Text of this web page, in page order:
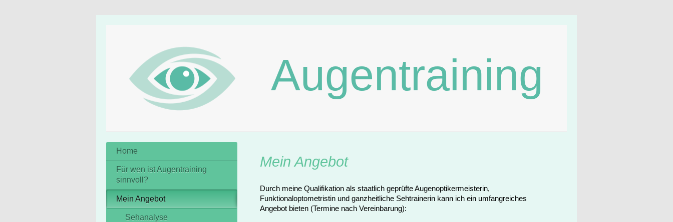
Augentraining
Mein Angebot
Durch meine Qualifikation als staatlich geprüfte Augenoptikermeisterin,
Funktionaloptometristin und ganzheitliche Sehtrainerin kann ich ein umfangreiches
Angebot bieten (Termine nach Vereinbarung):
Home
Für wen ist Augentraining
sinnvoll?
Mein Angebot
Sehanalyse